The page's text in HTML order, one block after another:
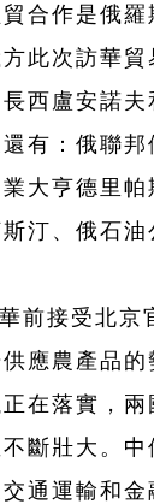
合作是俄
此次訪華
西盧安諾
有：俄聯
大亨德里帕
汀、俄石油
前接受北京
應農產品的
在落實，
斷壯大。中
通運輸和金